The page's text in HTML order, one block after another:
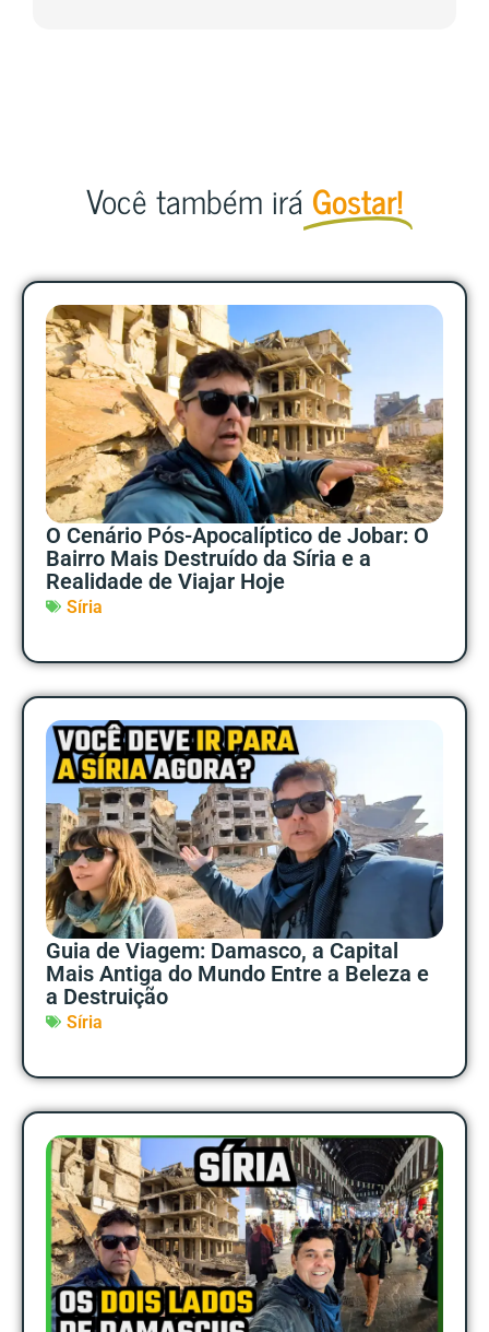
Você também irá Gostar!
O Cenário Pós-Apocalíptico de Jobar: O
Bairro Mais Destruído da Síria e a
Realidade de Viajar Hoje
Síria
Guia de Viagem: Damasco, a Capital
Mais Antiga do Mundo Entre a Beleza e
a Destruição
Síria